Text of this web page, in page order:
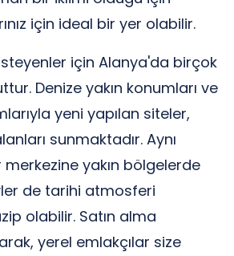
için ideal bir yer olabilir.
için Alanya'da birçok
Denize yakın konumları ve
yeni yapılan siteler,
sunmaktadır. Aynı
yakın bölgelerde
de tarihi atmosferi
olabilir. Satın alma
yerel emlakçılar size